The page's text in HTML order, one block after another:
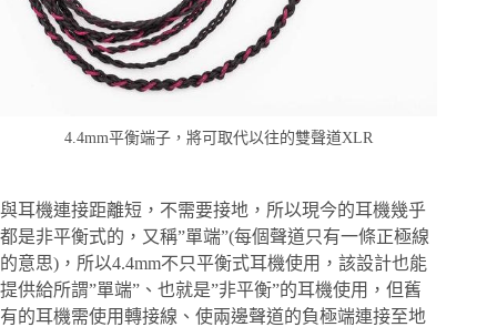
4.4mm平衡端子，將可取代以往的雙聲道XLR
與耳機連接距離短，不需要接地，所以現今的耳機幾乎
都是非平衡式的，又稱”單端”(每個聲道只有一條正極線
的意思)，所以4.4mm不只平衡式耳機使用，該設計也能
提供給所謂”單端”、也就是”非平衡”的耳機使用，但舊
有的耳機需使用轉接線、使兩邊聲道的負極端連接至地